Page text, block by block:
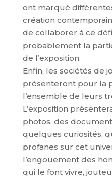
ont marqué
création
de collaborer à ce
probablement la
de l’exposition.
Enfin, les sociétés de
présenteront pour la
l’ensemble de leurs
L’exposition
photos, des
quelques curiosités,
profanes sur cet
l’engouement des
qui le font vivre,